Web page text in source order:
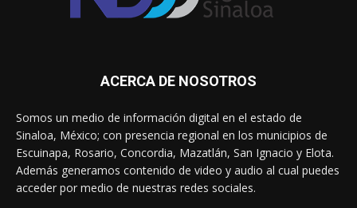
ACERCA DE NOSOTROS
Somos un medio de información digital en el estado de
Sinaloa, México; con presencia regional en los municipios de
Escuinapa, Rosario, Concordia, Mazatlán, San Ignacio y Elota.
Además generamos contenido de video y audio al cual puedes
acceder por medio de nuestras redes sociales.